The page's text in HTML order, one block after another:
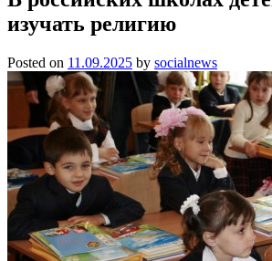
изучать религию
Posted on 11.09.2025 by socialnews